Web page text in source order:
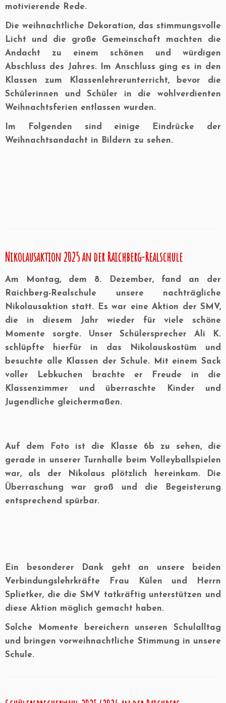
motivierende Rede.
Die weihnachtliche Dekoration, das stimmungsvolle
Licht und die große Gemeinschaft machten die
Andacht zu einem schönen und würdigen
Abschluss des Jahres. Im Anschluss ging es in den
Klassen zum Klassenlehrerunterricht, bevor die
Schülerinnen und Schüler in die wohlverdienten
Weihnachtsferien entlassen wurden.
Im Folgenden sind einige Eindrücke der
Weihnachtsandacht in Bildern zu sehen.
Nikolausaktion 2025 an der Raichberg-Realschule
Am Montag, dem 8. Dezember, fand an der
Raichberg-Realschule unsere nachträgliche
Nikolausaktion statt. Es war eine Aktion der SMV,
die in diesem Jahr wieder für viele schöne
Momente sorgte. Unser Schülersprecher Ali K.
schlüpfte hierfür in das Nikolauskostüm und
besuchte alle Klassen der Schule. Mit einem Sack
voller Lebkuchen brachte er Freude in die
Klassenzimmer und überraschte Kinder und
Jugendliche gleichermaßen.
Auf dem Foto ist die Klasse 6b zu sehen, die
gerade in unserer Turnhalle beim Volleyballspielen
war, als der Nikolaus plötzlich hereinkam. Die
Überraschung war groß und die Begeisterung
entsprechend spürbar.
Ein besonderer Dank geht an unsere beiden
Verbindungslehrkräfte
Frau Külen und
Herrn
Splietker, die die SMV tatkräftig unterstützen und
diese Aktion möglich gemacht haben.
Solche Momente bereichern unseren Schulalltag
und bringen vorweihnachtliche Stimmung in unsere
Schule.